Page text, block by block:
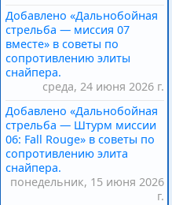
Добавлено «Дальнобойная
стрельба — миссия 07
вместе» в советы по
сопротивлению элиты
снайпера.
среда, 24 июня 2026 г.
Добавлено «Дальнобойная
стрельба — Штурм миссии
06: Fall Rouge» в советы по
сопротивлению элита
снайпера.
понедельник, 15 июня 2026
г.